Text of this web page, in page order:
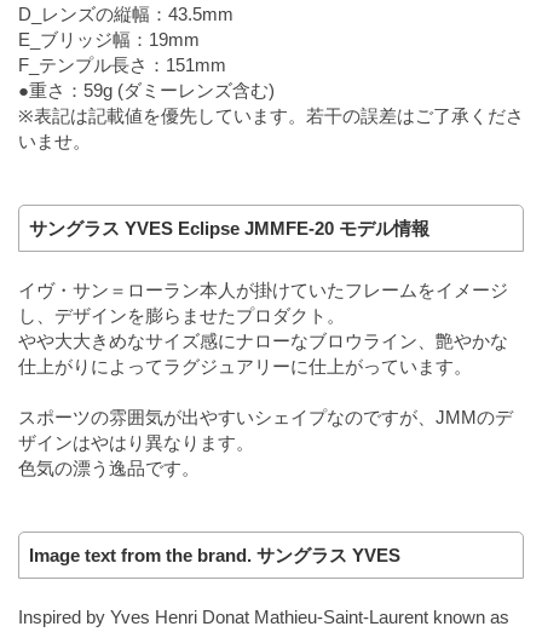
D_レンズの縦幅：43.5mm
E_ブリッジ幅：19mm
F_テンプル長さ：151mm
●重さ：59g (ダミーレンズ含む)
※表記は記載値を優先しています。若干の誤差はご了承くださ
いませ。
サングラス YVES Eclipse JMMFE-20 モデル情報
イヴ・サン＝ローラン本人が掛けていたフレームをイメージ
し、デザインを膨らませたプロダクト。
やや大大きめなサイズ感にナローなブロウライン、艶やかな
仕上がりによってラグジュアリーに仕上がっています。
スポーツの雰囲気が出やすいシェイプなのですが、JMMのデ
ザインはやはり異なります。
色気の漂う逸品です。
Image text from the brand. サングラス YVES
Inspired by Yves Henri Donat Mathieu-Saint-Laurent known as